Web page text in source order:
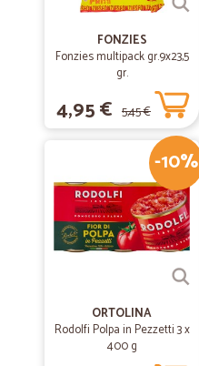
FONZIES
Fonzies multipack gr.9x23,5
gr.
4,95 € 5,45 €
-10%
ORTOLINA
Rodolfi Polpa in Pezzetti 3 x
400 g